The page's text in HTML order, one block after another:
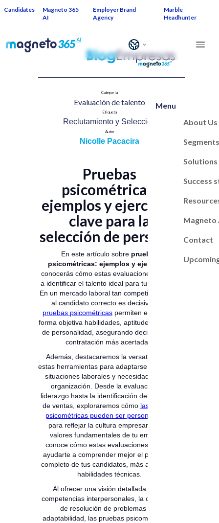
Candidates
Magneto 365
AI
Employer Brand
Agency
Marble
Headhunter
Menu
About Us
Segments
Solutions
Success
Magneto
Contact
Categoría
Evaluación de talent​o
Etiqueta
Reclutamiento y Selección​
Autor
Nicolle Pacacira
Pruebas
psicométricas:
ejemplos y ejercicios
clave para la
selección de personal
En este artículo sobre pruebas
psicométricas: ejemplos y ejercicios
conocerás cómo estas evaluaciones ayudan
a identificar el talento ideal para tu empresa.
En un mercado laboral tan competitivo, elegir
al candidato correcto es decisivo. Las
pruebas psicométricas permiten evaluar de
forma objetiva habilidades, aptitudes y rasgos
de personalidad, asegurando decisiones de
contratación más acertadas.
Además, destacaremos la versatilidad de
estas herramientas para adaptarse a diversas
situaciones laborales y necesidades de tu
organización. Desde la evaluación del
liderazgo hasta la identificación del potencial
de ventas, exploraremos cómo las pruebas
psicométricas pueden ser personalizadas
para reflejar la cultura empresarial y los
valores fundamentales de tu empresa.
conoce cómo estas evaluaciones pueden
ayudarte a comprender mejor el panorama
completo de tus candidatos, más allá de sus
habilidades técnicas.
Al ofrecer una visión detallada de las
competencias interpersonales, la capacidad
de resolución de problemas y la
adaptabilidad, las pruebas psicométricas te